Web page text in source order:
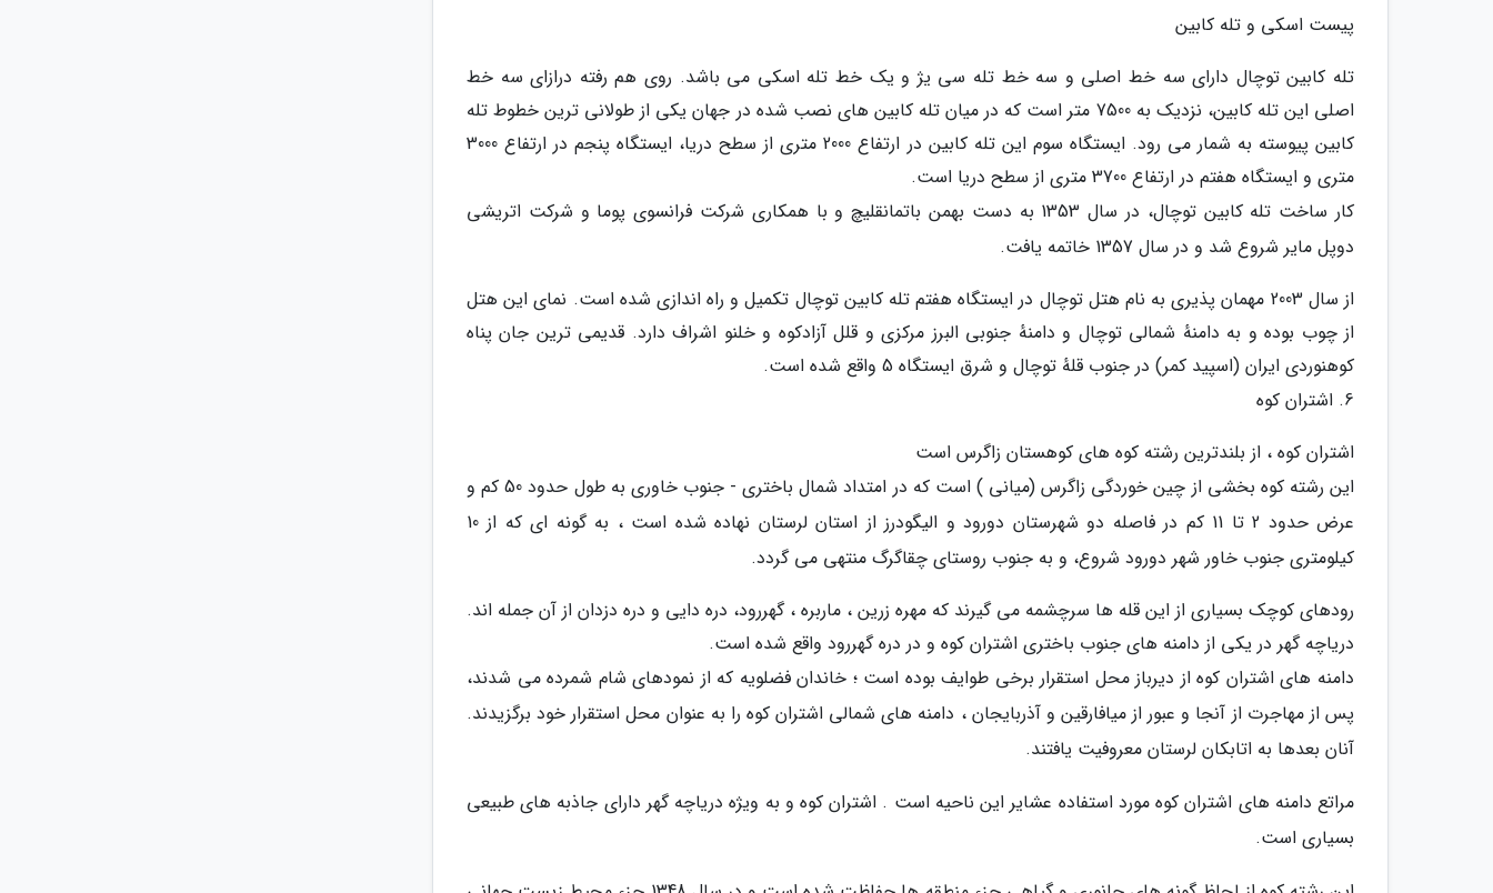
پیست اسکی و تله کابین
تله کابین توچال دارای سه خط اصلی و سه خط تله سی یژ و یک خط تله اسکی می باشد. روی هم رفته درازای سه خط
اصلی این تله کابین، نزدیک به 7500 متر است که در میان تله کابین های نصب شده در جهان یکی از طولانی ترین خطوط تله
کابین پیوسته به شمار می رود. ایستگاه سوم این تله کابین در ارتفاع 2000 متری از سطح دریا، ایستگاه پنجم در ارتفاع 3000
متری و ایستگاه هفتم در ارتفاع 3700 متری از سطح دریا است.
کار ساخت تله کابین توچال، در سال 1353 به دست بهمن باتمانقلیچ و با همکاری شرکت فرانسوی پوما و شرکت اتریشی
دوپل مایر شروع شد و در سال 1357 خاتمه یافت.
از سال 2003 مهمان پذیری به نام هتل توچال در ایستگاه هفتم تله کابین توچال تکمیل و راه اندازی شده است. نمای این هتل
از چوب بوده و به دامنهٔ شمالی توچال و دامنهٔ جنوبی البرز مرکزی و قلل آزادکوه و خلنو اشراف دارد. قدیمی ترین جان پناه
کوهنوردی ایران (اسپید کمر) در جنوب قلهٔ توچال و شرق ایستگاه 5 واقع شده است.
6. اشتران کوه
اشتران کوه ، از بلندترین رشته کوه های کوهستان زاگرس است
این رشته کوه بخشى از چین خوردگى زاگرس (میانى ) است که در امتداد شمال باختری - جنوب خاوری به طول حدود 50 کم و
عرض حدود 2 تا 11 کم در فاصله دو شهرستان دورود و الیگودرز از استان لرستان نهاده شده است ، به گونه ای که از 10
کیلومتری جنوب خاور شهر دورود شروع، و به جنوب روستای چقاگرگ منتهى مى گردد.
رودهای کوچک بسیاری از این قله ها سرچشمه مى گیرند که مهره زرین ، ماربره ، گهررود، دره دایى و دره دزدان از آن جمله اند.
دریاچه گهر در یکى از دامنه های جنوب باختری اشتران کوه و در دره گهررود واقع شده است.
دامنه های اشتران کوه از دیرباز محل استقرار برخى طوایف بوده است ؛ خاندان فضلویه که از نمودهای شام شمرده مى شدند،
پس از مهاجرت از آنجا و عبور از میافارقین و آذربایجان ، دامنه های شمالى اشتران کوه را به عنوان محل استقرار خود برگزیدند.
آنان بعدها به اتابکان لرستان معروفیت یافتند.
مراتع دامنه های اشتران کوه مورد استفاده عشایر این ناحیه است . اشتران کوه و به ویژه دریاچه گهر دارای جاذبه های طبیعى
بسیاری است.